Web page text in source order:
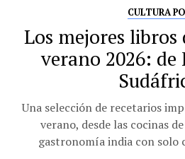
CULTURA
Los mejores libros
verano 2026: de
Una selección de recetarios
verano, desde las cocinas
gastronomía india con solo